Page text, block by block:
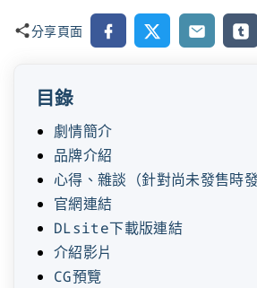
分享頁面 Facebook
X Email
目錄
劇情簡介
品牌介紹
心得、雜談（針對尚未發售時發
官網連結
DLsite下載版連結
介紹影片
CG預覽